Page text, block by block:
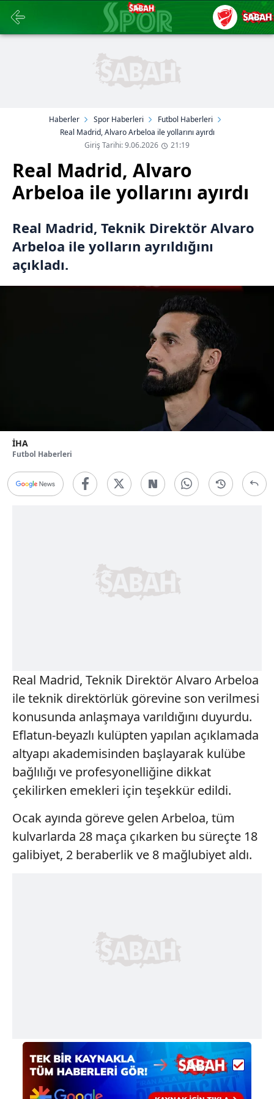
Haberler Spor Haberleri
Futbol Haberleri
Real Madrid, Alvaro Arbeloa ile yollarını ayırdı
Giriş Tarihi: 9.06.2026
21:19
Real Madrid, Alvaro
Arbeloa ile yollarını ayırdı
Real Madrid, Teknik Direktör Alvaro
Arbeloa ile yolların ayrıldığını
açıkladı.
İHA
Futbol Haberleri
Real Madrid, Teknik Direktör Alvaro Arbeloa
ile teknik direktörlük görevine son verilmesi
konusunda anlaşmaya varıldığını duyurdu.
Eflatun-beyazlı kulüpten yapılan açıklamada
altyapı akademisinden başlayarak kulübe
bağlılığı ve profesyonelliğine dikkat
çekilirken emekleri için teşekkür edildi.
Ocak ayında göreve gelen Arbeloa, tüm
kulvarlarda 28 maça çıkarken bu süreçte 18
galibiyet, 2 beraberlik ve 8 mağlubiyet aldı.